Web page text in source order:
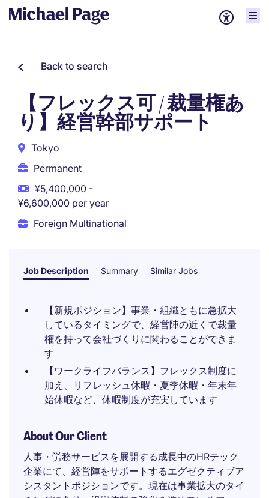
Back to search
【フレックス可 / 裁量権あ
り】経営幹部サポート
Tokyo
Permanent
¥5,400,000 -
¥6,600,000 per year
Foreign Multinational
Job Description Summary Similar Jobs
【新規ポジション】事業・組織ともに急拡大
しているタイミングで、経営陣の近くで裁量
権を持って会社づくりに関わることができま
す
【ワークライフバランス】フレックス制度に
加え、リフレッシュ休暇・夏季休暇・年末年
始休暇など、休暇制度が充実しています
About Our Client
人事・労務サービスを展開する成長中のHRテック
企業にて、経営陣をサポートするエグゼクティブア
シスタントポジションです。現在は事業拡大のタイ